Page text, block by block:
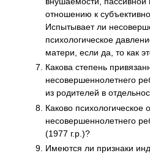
отношению к
Испытывает ли
психологическое
матери, если да, то как
Какова степень
несовершеннолетнего
из родителей в
Каково психологическое
несовершеннолетнего
(1977 г.р.)?
Имеются ли признаки